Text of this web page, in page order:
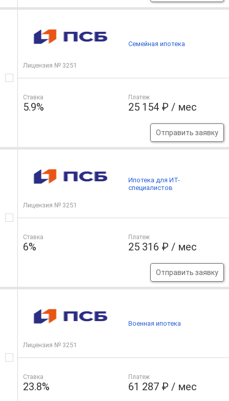
Лицензия № 3251
Ставка
5.9%
Платеж
25 154 ₽ / мес
Отправить заявку
Семейная ипотека
Лицензия № 3251
Ставка
6%
Платеж
25 316 ₽ / мес
Отправить заявку
Ипотека для ИТ-
специалистов
Лицензия № 3251
Ставка
23.8%
Платеж
61 287 ₽ / мес
Военная ипотека